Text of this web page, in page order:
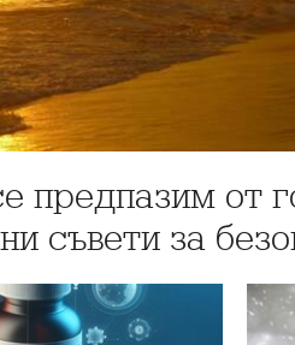
предпазим от
съвети за